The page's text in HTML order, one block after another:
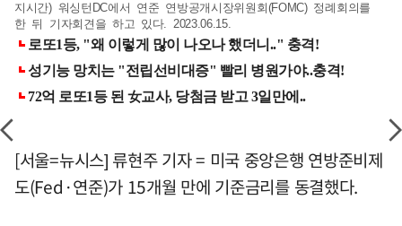
지시간) 워싱턴DC에서 연준 연방공개시장위원회(FOMC) 정례회의를
한 뒤 기자회견을 하고 있다. 2023.06.15.
[서울=뉴시스] 류현주 기자 = 미국 중앙은행 연방준비제
도(Fed·연준)가 15개월 만에 기준금리를 동결했다.